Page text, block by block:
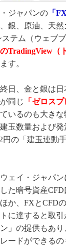
ジャパンの 「
銀、原油、天
テム（ウェブ
TradingView（
す。
日、金と銀は日
同じ
「ゼロス
いるのも大き
玉数量および
円の「建玉連動
ェイ・ジャパン
た暗号資産
か、FXとCFD
に達すると取
」の提供もあ
ードができるの